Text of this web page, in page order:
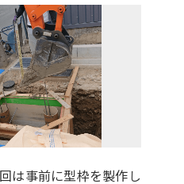
は事前に型枠を製作し